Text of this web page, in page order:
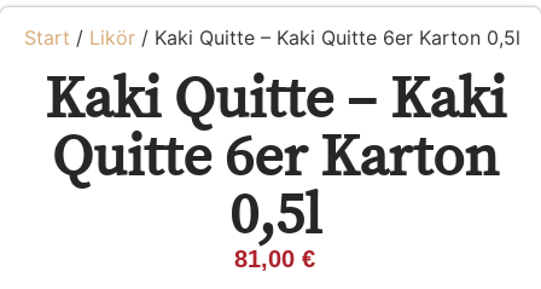
Start / Likör / Kaki Quitte – Kaki Quitte 6er Karton 0,5l
Kaki Quitte – Kaki
Quitte 6er Karton
0,5l
81,00 €